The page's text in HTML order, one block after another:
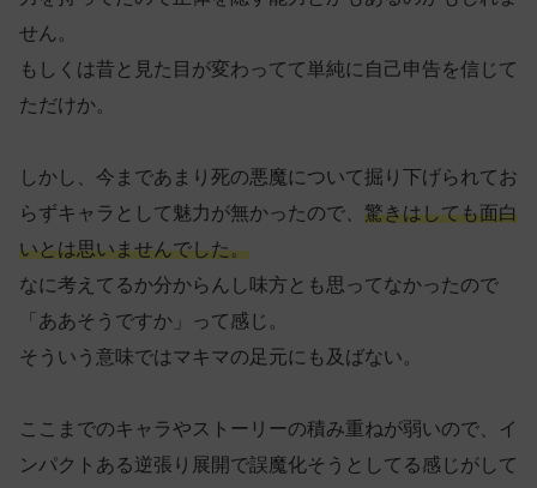
せん。
もしくは昔と見た目が変わってて単純に自己申告を信じて
ただけか。
しかし、今まであまり死の悪魔について掘り下げられてお
らずキャラとして魅力が無かったので、 驚きはしても面白
いとは思いませんでした。
なに考えてるか分からんし味方とも思ってなかったので
「ああそうですか」って感じ。
そういう意味ではマキマの足元にも及ばない。
ここまでのキャラやストーリーの積み重ねが弱いので、イ
ンパクトある逆張り展開で誤魔化そうとしてる感じがして